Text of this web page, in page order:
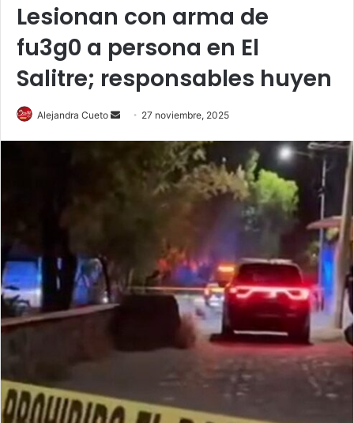
Lesionan con arma de
fu3g0 a persona en El
Salitre; responsables huyen
Alejandra Cueto
Send 27 noviembre, 2025